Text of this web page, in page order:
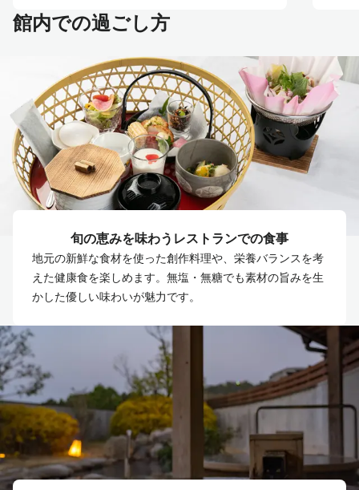
館内での過ごし方
旬の恵みを味わうレストランでの食事
地元の新鮮な食材を使った創作料理や、栄養バランスを考
えた健康食を楽しめます。無塩・無糖でも素材の旨みを生
かした優しい味わいが魅力です。